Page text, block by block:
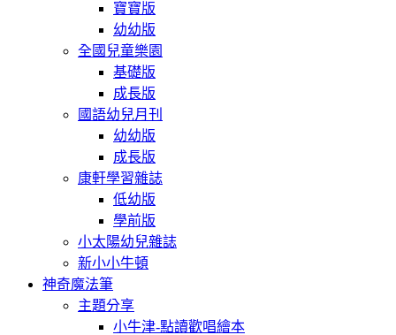
寶寶版
幼幼版
全國兒童樂園
基礎版
成長版
國語幼兒月刊
幼幼版
成長版
康軒學習雜誌
低幼版
學前版
小太陽幼兒雜誌
新小小牛頓
神奇魔法筆
主題分享
小牛津-點讀歡唱繪本